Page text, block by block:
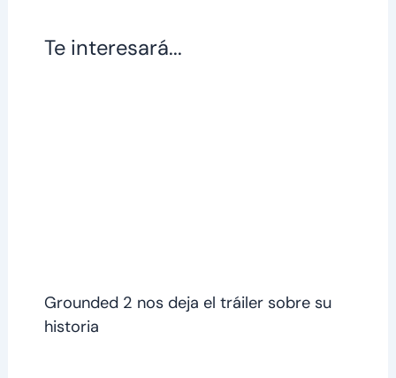
Te interesará...
Grounded 2 nos deja el tráiler sobre su
historia